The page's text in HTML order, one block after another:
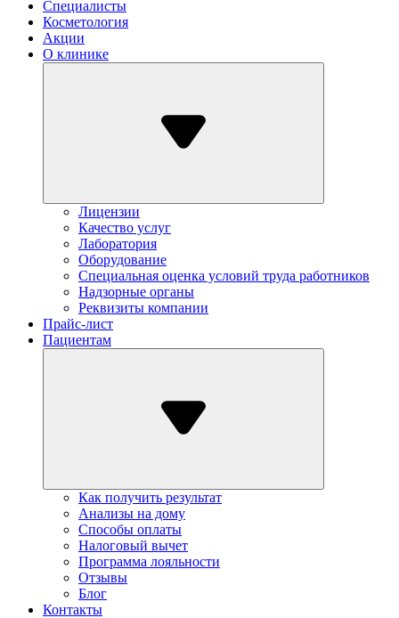
Специалисты
Косметология
Акции
О клинике
Лицензии
Качество услуг
Лаборатория
Оборудование
Специальная оценка условий труда работников
Надзорные органы
Реквизиты компании
Прайс-лист
Пациентам
Как получить результат
Анализы на дому
Способы оплаты
Налоговый вычет
Программа лояльности
Отзывы
Блог
Контакты